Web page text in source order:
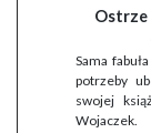
Ostrze
Sama
potrzeby
swojej
Wojaczek.